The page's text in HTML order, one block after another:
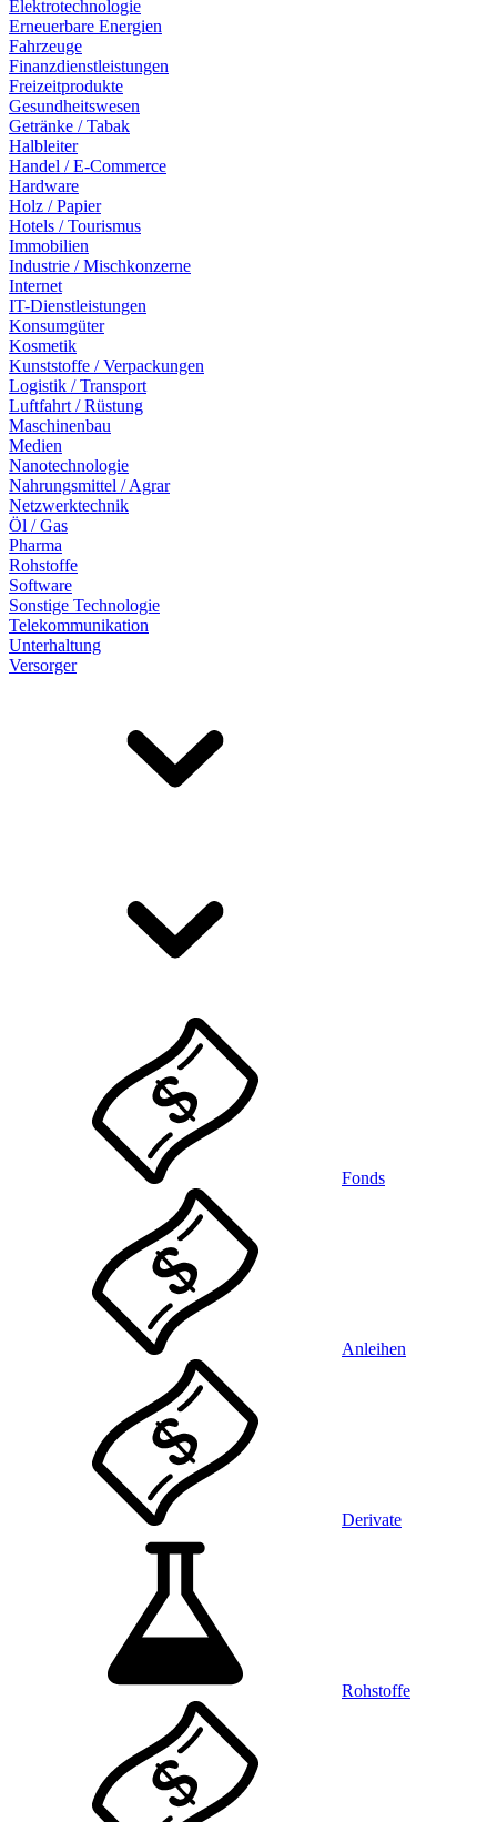
Elektrotechnologie
Erneuerbare Energien
Fahrzeuge
Finanzdienstleistungen
Freizeitprodukte
Gesundheitswesen
Getränke / Tabak
Halbleiter
Handel / E-Commerce
Hardware
Holz / Papier
Hotels / Tourismus
Immobilien
Industrie / Mischkonzerne
Internet
IT-Dienstleistungen
Konsumgüter
Kosmetik
Kunststoffe / Verpackungen
Logistik / Transport
Luftfahrt / Rüstung
Maschinenbau
Medien
Nanotechnologie
Nahrungsmittel / Agrar
Netzwerktechnik
Öl / Gas
Pharma
Rohstoffe
Software
Sonstige Technologie
Telekommunikation
Unterhaltung
Versorger
Fonds
Anleihen
Derivate
Rohstoffe